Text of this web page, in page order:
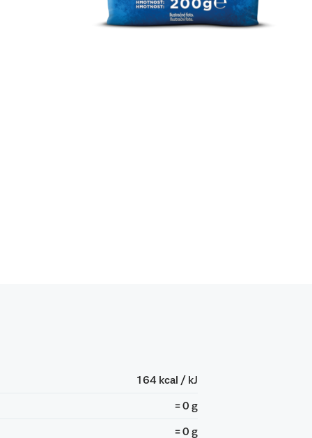
164 kcal / kJ
= 0 g
= 0 g